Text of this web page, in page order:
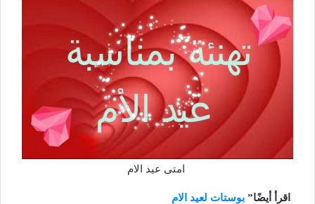
امتى عيد الام
اقرأ أيضًا” بوستات لعيد الام